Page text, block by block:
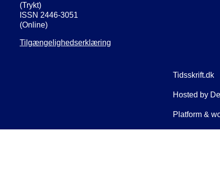
(Trykt)
ISSN 2446-3051
(Online)
Tilgængelighedserklæring